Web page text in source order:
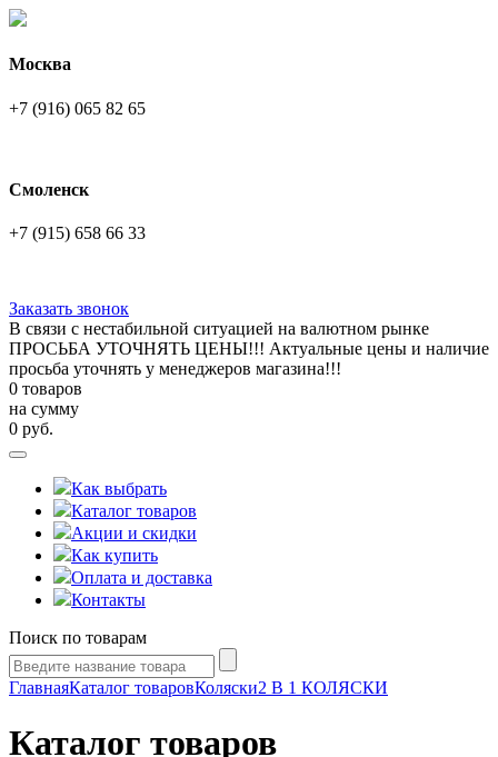
Москва
+7 (916) 065 82 65
Смоленск
+7 (915) 658 66 33
Заказать звонок
В связи с нестабильной ситуацией на валютном рынке
ПРОСЬБА УТОЧНЯТЬ ЦЕНЫ!!! Актуальные цены и наличие
просьба уточнять у менеджеров магазина!!!
0 товаров
на сумму
0 руб.
Как выбрать
Каталог товаров
Акции и скидки
Как купить
Оплата и доставка
Контакты
Поиск по товарам
ГлавнаяКаталог товаровКоляски2 В 1 КОЛЯСКИ
Каталог товаров